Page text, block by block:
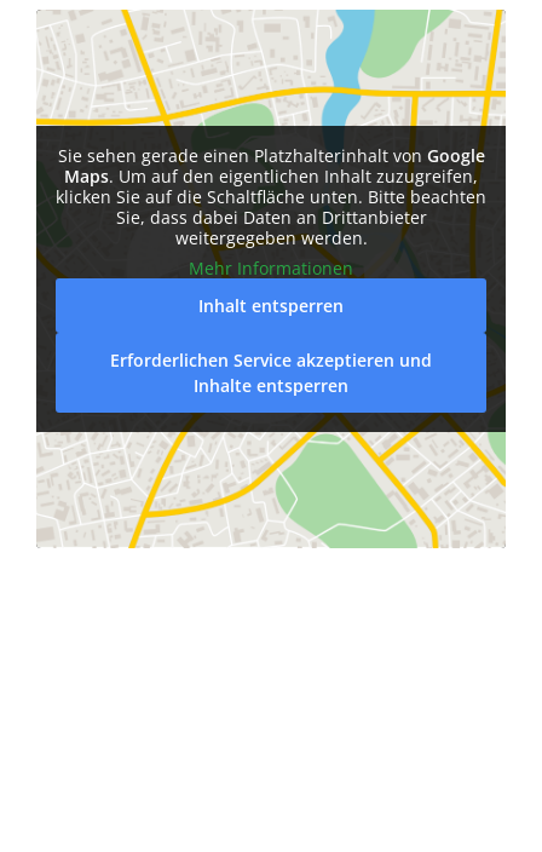
Sie sehen gerade einen Platzhalterinhalt von Google
Maps. Um auf den eigentlichen Inhalt zuzugreifen,
klicken Sie auf die Schaltfläche unten. Bitte beachten
Sie, dass dabei Daten an Drittanbieter
weitergegeben werden.
Mehr Informationen
Inhalt entsperren
Erforderlichen Service akzeptieren und
Inhalte entsperren